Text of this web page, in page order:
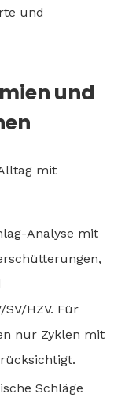
und
und
mit
Analyse mit
HZV. Für
nur Zyklen mit
Schläge